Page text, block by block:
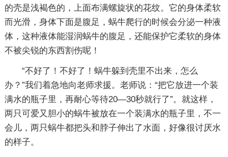
的壳是浅褐色的，上面布满螺旋状的花纹。它的身体柔软
而光滑，身体下面是腹足，蜗牛爬行的时候会分泌一种液
体，这种液体能湿润蜗牛的腹足，还能保护它柔软的身体
不被尖锐的东西割伤呢！
“不好了！不好了！蜗牛躲到壳里不出来，怎么
办？”我们着急地向老师求援。老师说：“把它放进一个装
满水的瓶子里，再耐心等待20—30秒就行了”。就这样，
两只可爱又胆小的蜗牛被放在一个装满水的瓶子里，不一
会儿，两只蜗牛都把头和脖子伸出了水面，好像很讨厌水
的样子。